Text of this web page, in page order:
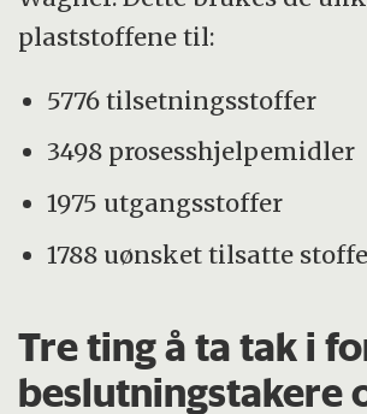
plaststoffene til:
5776 tilsetningsstoffer
3498 prosesshjelpemidler
1975 utgangsstoffer
1788 uønsket tilsatte
Tre ting å ta tak i
beslutningstakere